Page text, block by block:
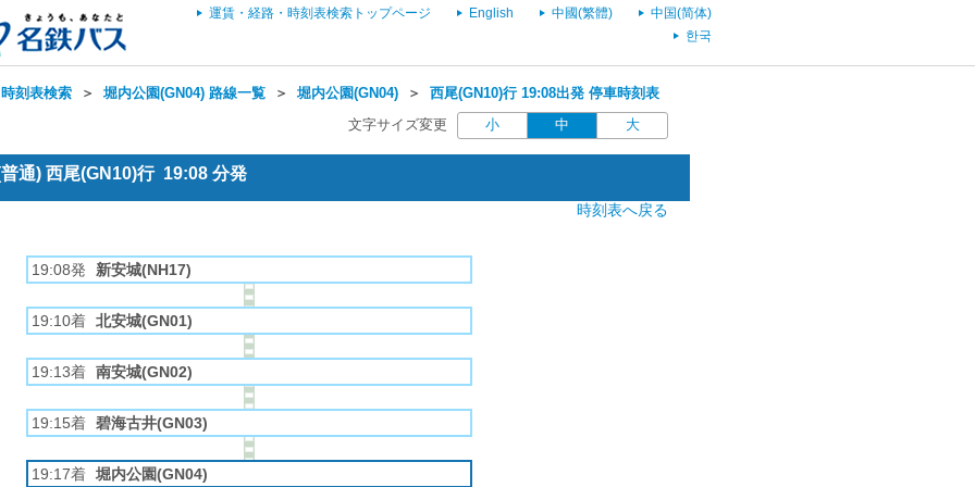
運賃・経路・時刻表検索トップページ English 中國(繁體)
中国(简体)
한국
刻表検索 ＞ 堀内公園(GN04) 路線一覧 ＞ 堀内公園(GN04) ＞ 西尾(GN10)行 19:08出発 停車時刻表
文字サイズ変更 小 中 大
通) 西尾(GN10)行 19:08 分発
時刻表へ戻る
19:08発 新安城(NH17)
19:10着 北安城(GN01)
19:13着 南安城(GN02)
19:15着 碧海古井(GN03)
19:17着 堀内公園(GN04)